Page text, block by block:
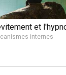
et
internes